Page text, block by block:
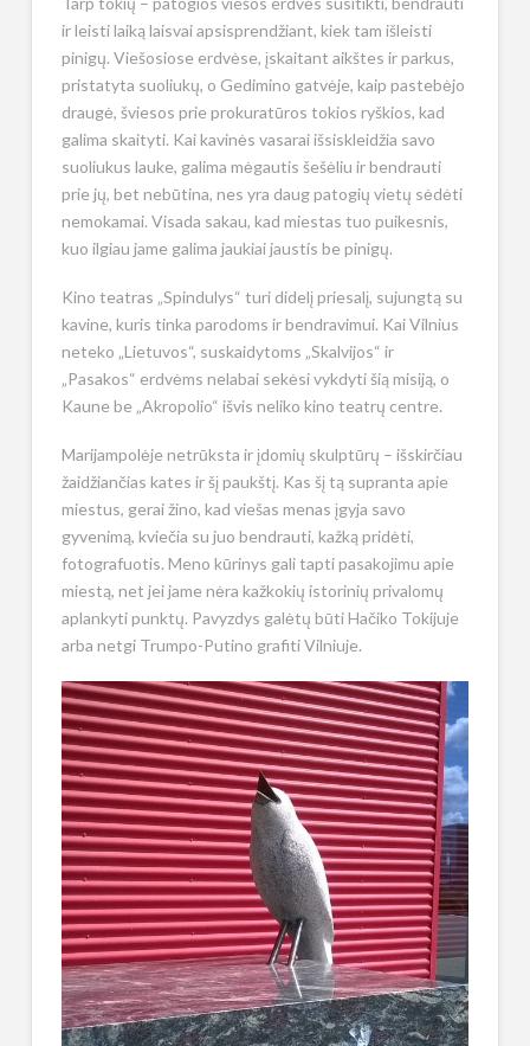
ir leisti laiką laisvai apsisprendžiant, kiek tam išleisti
pinigų. Viešosiose erdvėse, įskaitant aikštes ir parkus,
pristatyta suoliukų, o Gedimino gatvėje, kaip pastebėjo
draugė, šviesos prie prokuratūros tokios ryškios, kad
galima skaityti. Kai kavinės vasarai išsiskleidžia savo
suoliukus lauke, galima mėgautis šešėliu ir bendrauti
prie jų, bet nebūtina, nes yra daug patogių vietų sėdėti
nemokamai. Visada sakau, kad miestas tuo puikesnis,
kuo ilgiau jame galima jaukiai jaustis be pinigų.
Kino teatras „Spindulys“ turi didelį priesalį, sujungtą su
kavine, kuris tinka parodoms ir bendravimui. Kai Vilnius
neteko „Lietuvos“, suskaidytoms „Skalvijos“ ir
„Pasakos“ erdvėms nelabai sekėsi vykdyti šią misiją, o
Kaune be „Akropolio“ išvis neliko kino teatrų centre.
Marijampolėje netrūksta ir įdomių skulptūrų – išskirčiau
žaidžiančias kates ir šį paukštį. Kas šį tą supranta apie
miestus, gerai žino, kad viešas menas įgyja savo
gyvenimą, kviečia su juo bendrauti, kažką pridėti,
fotografuotis. Meno kūrinys gali tapti pasakojimu apie
miestą, net jei jame nėra kažkokių istorinių privalomų
aplankyti punktų. Pavyzdys galėtų būti Hačiko Tokijuje
arba netgi Trumpo-Putino grafiti Vilniuje.